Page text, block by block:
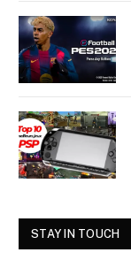
STAY IN TOUCH